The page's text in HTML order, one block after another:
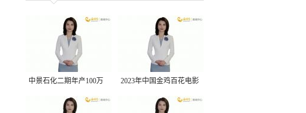
中景石化二期年产100万
吨丙烷脱氢项目建成中交
2023年中国金鸡百花电影
节有福电影巡展31日启动